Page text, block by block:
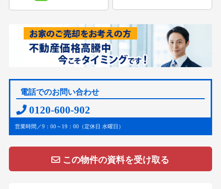
電話でのお問い合わせ
0120-600-902
営業時間／9：00～19：00（定休日 水曜日）
この物件の資料を受け取る